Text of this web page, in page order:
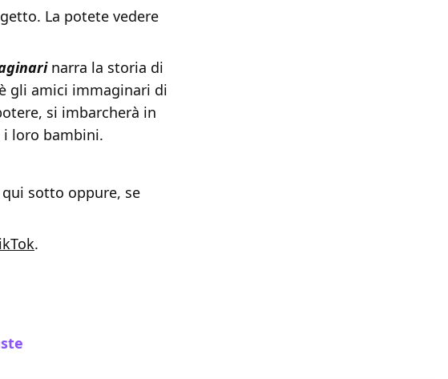
La potete vedere
narra la storia di
gli amici immaginari di
si imbarcherà in
i loro bambini.
qui sotto oppure, se
.